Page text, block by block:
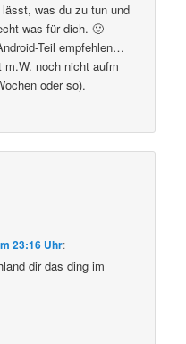
was du zu tun und
was für dich. 🙂
Teil empfehlen…
noch nicht aufm
oder so).
23:16 Uhr:
dir das ding im